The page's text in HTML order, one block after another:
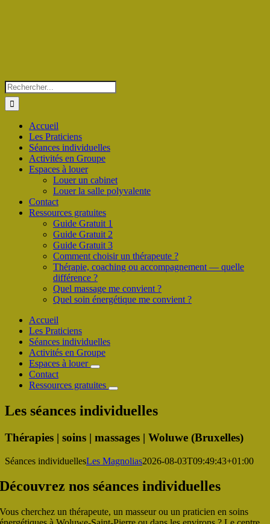
Rechercher:
Accueil
Les Praticiens
Séances individuelles
Activités en Groupe
Espaces à louer
Louer un cabinet
Louer la salle polyvalente
Contact
Ressources gratuites
Guide Gratuit 1
Guide Gratuit 2
Guide Gratuit 3
Comment choisir un thérapeute ?
Thérapie, coaching ou accompagnement — quelle
différence ?
Quel massage me convient ?
Quel soin énergétique me convient ?
Accueil
Les Praticiens
Séances individuelles
Activités en Groupe
Espaces à louer
Contact
Ressources gratuites
Les séances individuelles
Thérapies | soins | massages | Woluwe (Bruxelles)
Séances individuellesLes Magnolias2026-08-03T09:49:43+01:00
Découvrez nos séances individuelles
Vous cherchez un thérapeute, un masseur ou un praticien en soins